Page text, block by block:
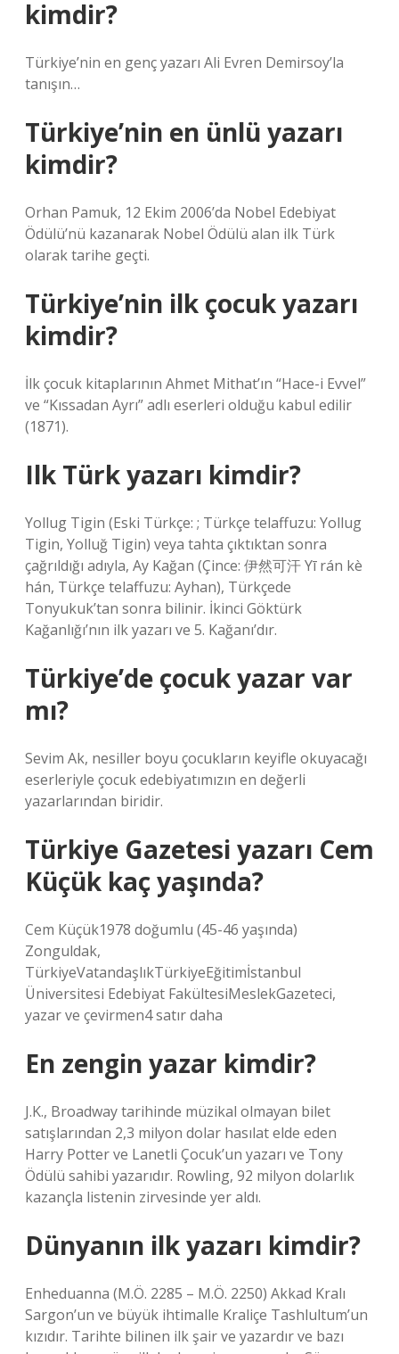
kimdir?
Türkiye’nin en genç yazarı Ali Evren Demirsoy’la
tanışın…
Türkiye’nin en ünlü yazarı
kimdir?
Orhan Pamuk, 12 Ekim 2006’da Nobel Edebiyat
Ödülü’nü kazanarak Nobel Ödülü alan ilk Türk
olarak tarihe geçti.
Türkiye’nin ilk çocuk yazarı
kimdir?
İlk çocuk kitaplarının Ahmet Mithat’ın “Hace-i Evvel”
ve “Kıssadan Ayrı” adlı eserleri olduğu kabul edilir
(1871).
Ilk Türk yazarı kimdir?
Yollug Tigin (Eski Türkçe: ; Türkçe telaffuzu: Yollug
Tigin, Yolluğ Tigin) veya tahta çıktıktan sonra
çağrıldığı adıyla, Ay Kağan (Çince: 伊然可汗 Yī rán kè
hán, Türkçe telaffuzu: Ayhan), Türkçede
Tonyukuk’tan sonra bilinir. İkinci Göktürk
Kağanlığı’nın ilk yazarı ve 5. Kağanı’dır.
Türkiye’de çocuk yazar var
mı?
Sevim Ak, nesiller boyu çocukların keyifle okuyacağı
eserleriyle çocuk edebiyatımızın en değerli
yazarlarından biridir.
Türkiye Gazetesi yazarı Cem
Küçük kaç yaşında?
Cem Küçük1978 doğumlu (45-46 yaşında)
Zonguldak,
TürkiyeVatandaşlıkTürkiyeEğitimİstanbul
Üniversitesi Edebiyat FakültesiMeslekGazeteci,
yazar ve çevirmen4 satır daha
En zengin yazar kimdir?
J.K., Broadway tarihinde müzikal olmayan bilet
satışlarından 2,3 milyon dolar hasılat elde eden
Harry Potter ve Lanetli Çocuk’un yazarı ve Tony
Ödülü sahibi yazarıdır. Rowling, 92 milyon dolarlık
kazançla listenin zirvesinde yer aldı.
Dünyanın ilk yazarı kimdir?
Enheduanna (M.Ö. 2285 – M.Ö. 2250) Akkad Kralı
Sargon’un ve büyük ihtimalle Kraliçe Tashlultum’un
kızıdır. Tarihte bilinen ilk şair ve yazardır ve bazı